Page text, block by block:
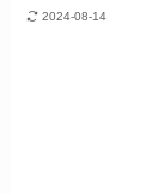
2024-08-14